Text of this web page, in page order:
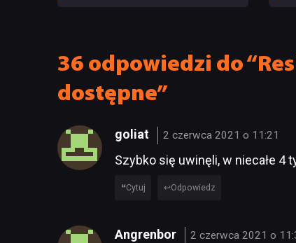
36 odpowiedzi do
dostępne”
goliat 2 czerwca 2021 o 11:21
Szybko się uwinęli, w niecałe 4
Cytuj Odpowiedz
Angrenbor 2 czerwca 2021 o